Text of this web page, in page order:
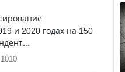
и 2020 годах на 150
1010